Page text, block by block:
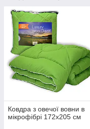
Ковдра з овечої вовни в
мікрофібрі 172x205 см